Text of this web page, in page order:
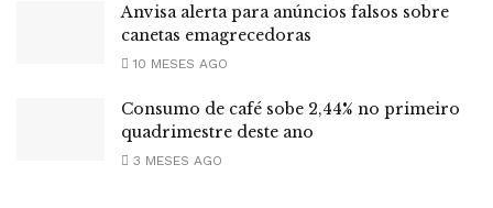
Anvisa alerta para anúncios falsos sobre
canetas emagrecedoras
10 MESES AGO
Consumo de café sobe 2,44% no primeiro
quadrimestre deste ano
3 MESES AGO